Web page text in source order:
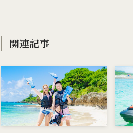
関連記事